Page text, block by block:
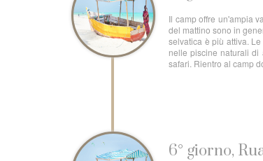
Il camp offre un'ampia
del mattino sono in
selvatica è più attiva.
nelle piscine naturali di
safari. Rientro al camp
6° giorno,